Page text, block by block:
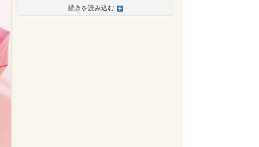
続きを読み込む